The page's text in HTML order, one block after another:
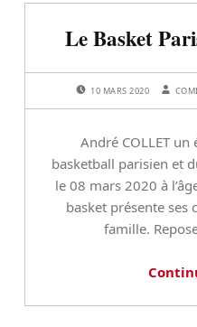
Le Basket
10 MARS 2020
André COLLET
basketball parisien et
le 08 mars 2020 à
basket présente ses
famille.